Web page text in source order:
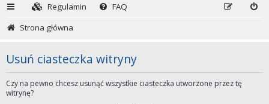
Regulamin
FAQ
Strona główna
Usuń ciasteczka witryny
Czy na pewno chcesz usunąć wszystkie ciasteczka utworzone przez tę
witrynę?